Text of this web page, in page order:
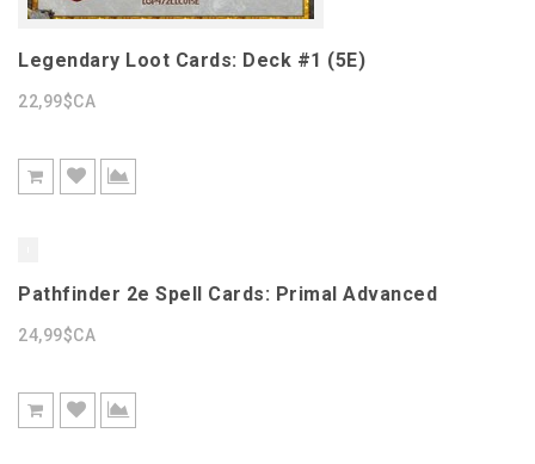
Legendary Loot Cards: Deck #1 (5E)
22,99$CA
Pathfinder 2e Spell Cards: Primal Advanced
24,99$CA